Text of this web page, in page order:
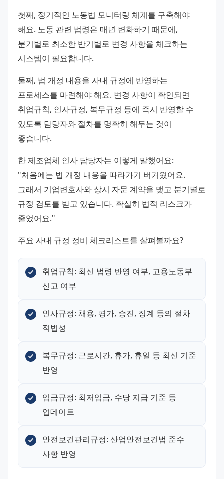
첫째, 정기적인 노동법 모니터링 체계를 구축해야
해요. 노동 관련 법령은 매년 변화하기 때문에,
분기별로 최소한 반기별로 변경 사항을 체크하는
시스템이 필요합니다.
둘째, 법 개정 내용을 사내 규정에 반영하는
프로세스를 마련해야 해요. 변경 사항이 확인되면
취업규칙, 인사규정, 복무규정 등에 즉시 반영할 수
있도록 담당자와 절차를 명확히 해두는 것이
좋습니다.
한 제조업체 인사 담당자는 이렇게 말했어요:
"처음에는 법 개정 내용을 따라가기 버거웠어요.
그래서 기업변호사와 상시 자문 계약을 맺고 분기별로
규정 검토를 받고 있습니다. 확실히 법적 리스크가
줄었어요."
주요 사내 규정 정비 체크리스트를 살펴볼까요?
취업규칙: 최신 법령 반영 여부, 고용노동부
신고 여부
인사규정: 채용, 평가, 승진, 징계 등의 절차
적법성
복무규정: 근로시간, 휴가, 휴일 등 최신 기준
반영
임금규정: 최저임금, 수당 지급 기준 등
업데이트
안전보건관리규정: 산업안전보건법 준수
사항 반영